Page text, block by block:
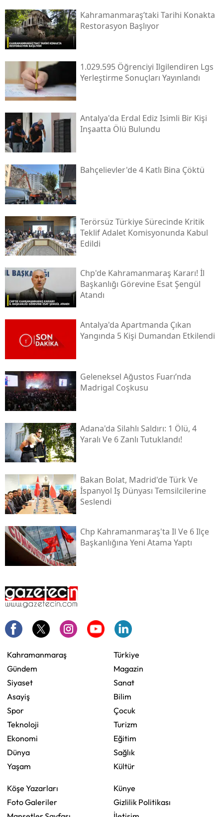
Kahramanmaraş’taki Tarihi Konakta
Restorasyon Başlıyor
1.029.595 Öğrenciyi Ilgilendiren Lgs
Yerleştirme Sonuçları Yayınlandı
Antalya'da Erdal Ediz Isimli Bir Kişi
Inşaatta Ölü Bulundu
Bahçelievler'de 4 Katlı Bina Çöktü
Terörsüz Türkiye Sürecinde Kritik
Teklif Adalet Komisyonunda Kabul
Edildi
Chp'de Kahramanmaraş Kararı! İl
Başkanlığı Görevine Esat Şengül
Atandı
Antalya'da Apartmanda Çıkan
Yangında 5 Kişi Dumandan Etkilendi
Geleneksel Ağustos Fuarı’nda
Madrigal Coşkusu
Adana'da Silahlı Saldırı: 1 Ölü, 4
Yaralı Ve 6 Zanlı Tutuklandı!
Bakan Bolat, Madrid'de Türk Ve
İspanyol Iş Dünyası Temsilcilerine
Seslendi
Chp Kahramanmaraş'ta Il Ve 6 Ilçe
Başkanlığına Yeni Atama Yaptı
Kahramanmaraş
Gündem
Siyaset
Asayiş
Spor
Teknoloji
Ekonomi
Dünya
Yaşam
Türkiye
Magazin
Sanat
Bilim
Çocuk
Turizm
Eğitim
Sağlık
Kültür
Köşe Yazarları
Foto Galeriler
Künye
Gizlilik Politikası